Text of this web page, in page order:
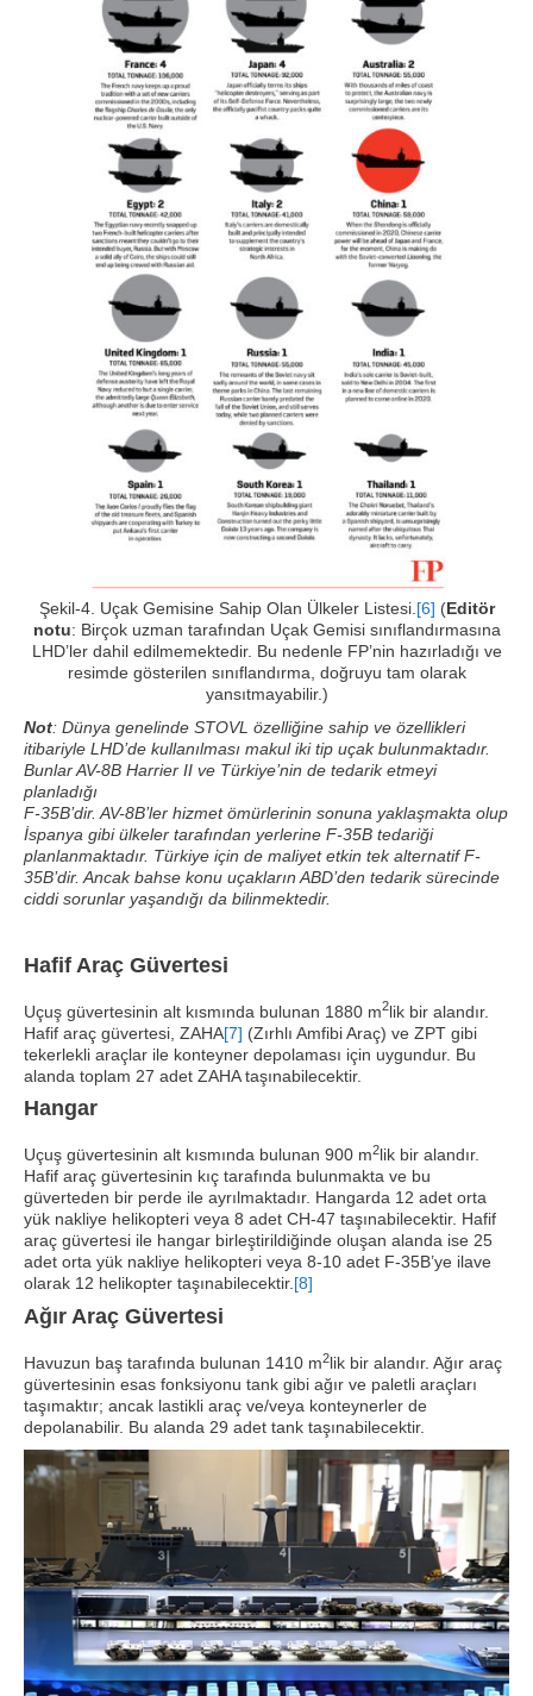
Şekil-4. Uçak Gemisine Sahip Olan Ülkeler Listesi. [6] (Editör
notu: Birçok uzman tarafından Uçak Gemisi sınıflandırmasına
LHD’ler dahil edilmemektedir. Bu nedenle FP’nin hazırladığı ve
resimde gösterilen sınıflandırma, doğruyu tam olarak
yansıtmayabilir.)
Not: Dünya genelinde STOVL özelliğine sahip ve özellikleri
itibariyle LHD’de kullanılması makul iki tip uçak bulunmaktadır.
Bunlar AV-8B Harrier II ve Türkiye’nin de tedarik etmeyi
planladığı
F-35B’dir. AV-8B’ler hizmet ömürlerinin sonuna yaklaşmakta olup
İspanya gibi ülkeler tarafından yerlerine F-35B tedariği
planlanmaktadır. Türkiye için de maliyet etkin tek alternatif F-
35B’dir. Ancak bahse konu uçakların ABD’den tedarik sürecinde
ciddi sorunlar yaşandığı da bilinmektedir.
Hafif Araç Güvertesi
Uçuş güvertesinin alt kısmında bulunan 1880 m2lik bir alandır.
Hafif araç güvertesi, ZAHA[7] (Zırhlı Amfibi Araç) ve ZPT gibi
tekerlekli araçlar ile konteyner depolaması için uygundur. Bu
alanda toplam 27 adet ZAHA taşınabilecektir.
Hangar
Uçuş güvertesinin alt kısmında bulunan 900 m2lik bir alandır.
Hafif araç güvertesinin kıç tarafında bulunmakta ve bu
güverteden bir perde ile ayrılmaktadır. Hangarda 12 adet orta
yük nakliye helikopteri veya 8 adet CH-47 taşınabilecektir. Hafif
araç güvertesi ile hangar birleştirildiğinde oluşan alanda ise 25
adet orta yük nakliye helikopteri veya 8-10 adet F-35B’ye ilave
olarak 12 helikopter taşınabilecektir.[8]
Ağır Araç Güvertesi
Havuzun baş tarafında bulunan 1410 m2lik bir alandır. Ağır araç
güvertesinin esas fonksiyonu tank gibi ağır ve paletli araçları
taşımaktır; ancak lastikli araç ve/veya konteynerler de
depolanabilir. Bu alanda 29 adet tank taşınabilecektir.